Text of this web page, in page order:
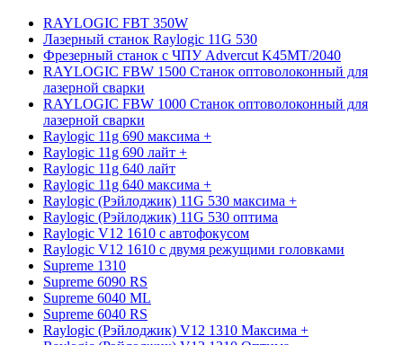
RAYLOGIC FBT 350W
Лазерный станок Raylogic 11G 530
Фрезерный станок с ЧПУ Advercut K45MT/2040
RAYLOGIC FBW 1500 Станок оптоволоконный для
лазерной сварки
RAYLOGIC FBW 1000 Станок оптоволоконный для
лазерной сварки
Raylogic 11g 690 максима +
Raylogic 11g 690 лайт +
Raylogic 11g 640 лайт
Raylogic 11g 640 максима +
Raylogic (Рэйлоджик) 11G 530 максима +
Raylogic (Рэйлоджик) 11G 530 оптима
Raylogic V12 1610 с автофокусом
Raylogic V12 1610 с двумя режущими головками
Supreme 1310
Supreme 6090 RS
Supreme 6040 ML
Supreme 6040 RS
Raylogic (Рэйлоджик) V12 1310 Максима +